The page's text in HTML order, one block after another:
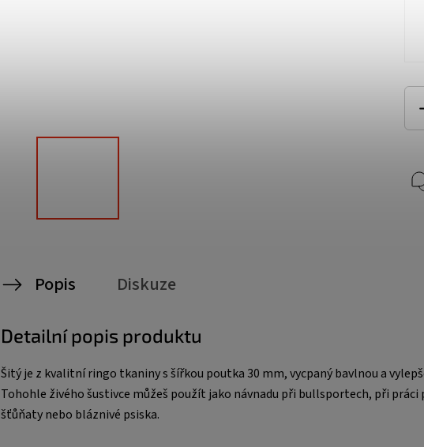
Popis Diskuze
Detailní popis produktu
Šitý je z kvalitní ringo tkaniny s šířkou poutka 30 mm, vycpaný bavlnou a
Tohohle živého šustivce můžeš použít jako návnadu při bullsportech, při
šťůňaty nebo bláznivé psiska.